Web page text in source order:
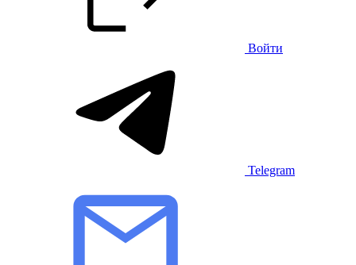
Войти
Telegram